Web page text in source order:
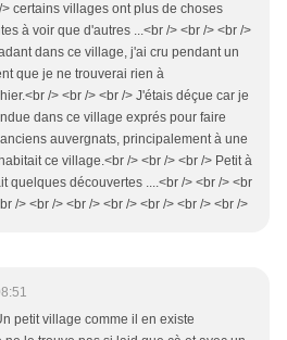
> certains villages ont plus de choses
à voir que d'autres ...<br /> <br /> <br />
dans ce village, j'ai cru pendant un
que je ne trouverai rien à
/> <br /> <br /> J'étais déçue car je
dans ce village exprés pour faire
auvergnats, principalement à une
ce village.<br /> <br /> <br /> Petit à
quelques découvertes ....<br /> <br /> <br
/> <br /> <br /> <br /> <br /> <br /> <br />
petit village comme il en existe